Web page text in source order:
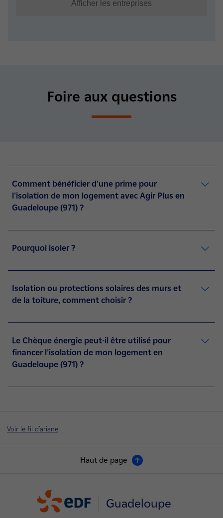
Foire aux questions
Comment bénéficier d'une prime pour
l'isolation de mon logement avec Agir Plus en
Guadeloupe (971) ?
Pourquoi isoler ?
Isolation ou protections solaires des murs et
de la toiture, comment choisir ?
Le Chèque énergie peut-il être utilisé pour
financer l’isolation de mon logement en
Guadeloupe (971) ?
Voir le fil d'ariane
Haut de page
Guadeloupe